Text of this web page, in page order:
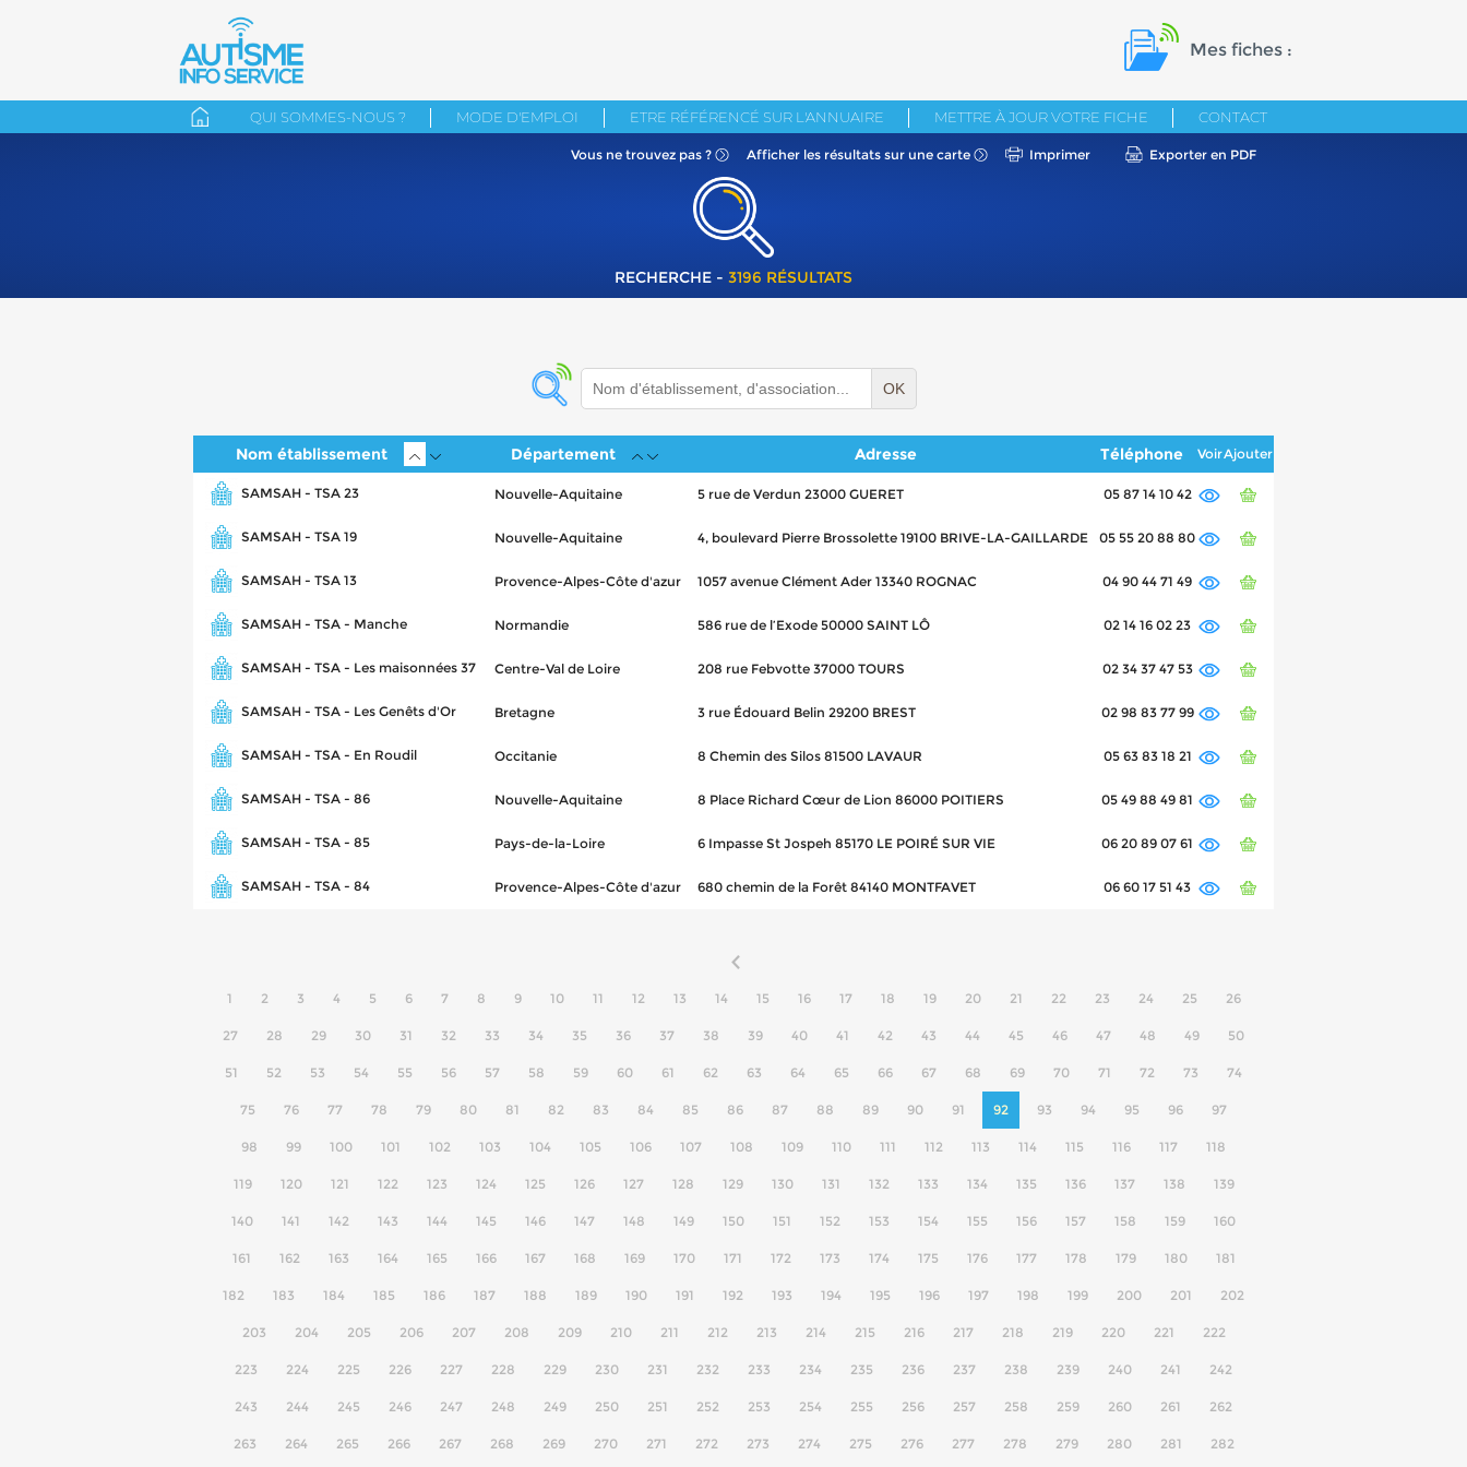
Mes fiches :
QUI SOMMES-NOUS ? MODE D'EMPLOI ETRE RÉFÉRENCÉ SUR L'ANNUAIRE METTRE À JOUR VOTRE FICHE CONTACT
Vous ne trouvez pas ? Afficher les résultats sur une carte Imprimer Exporter en PDF
RECHERCHE - 3196 RÉSULTATS
OK
Nom établissement Département Adresse Téléphone VoirAjouter
SAMSAH - TSA 23 Nouvelle-Aquitaine 5 rue de Verdun 23000 GUERET 05 87 14 10 42
SAMSAH - TSA 19 Nouvelle-Aquitaine 4, boulevard Pierre Brossolette 19100 BRIVE-LA-GAILLARDE 05 55 20 88 80
SAMSAH - TSA 13 Provence-Alpes-Côte d'azur 1057 avenue Clément Ader 13340 ROGNAC 04 90 44 71 49
SAMSAH - TSA - Manche Normandie 586 rue de l’Exode 50000 SAINT LÔ 02 14 16 02 23
SAMSAH - TSA - Les maisonnées 37 Centre-Val de Loire 208 rue Febvotte 37000 TOURS 02 34 37 47 53
SAMSAH - TSA - Les Genêts d'Or Bretagne 3 rue Édouard Belin 29200 BREST 02 98 83 77 99
SAMSAH - TSA - En Roudil Occitanie 8 Chemin des Silos 81500 LAVAUR 05 63 83 18 21
SAMSAH - TSA - 86 Nouvelle-Aquitaine 8 Place Richard Cœur de Lion 86000 POITIERS 05 49 88 49 81
SAMSAH - TSA - 85 Pays-de-la-Loire 6 Impasse St Jospeh 85170 LE POIRÉ SUR VIE 06 20 89 07 61
SAMSAH - TSA - 84 Provence-Alpes-Côte d'azur 680 chemin de la Forêt 84140 MONTFAVET 06 60 17 51 43
1 2 3 4 5 6 7 8 9 10 11 12 13 14 15 16 17 18 19 20 21 22 23 24 25 26
27 28 29 30 31 32 33 34 35 36 37 38 39 40 41 42 43 44 45 46 47 48 49 50
51 52 53 54 55 56 57 58 59 60 61 62 63 64 65 66 67 68 69 70 71 72 73 74
75 76 77 78 79 80 81 82 83 84 85 86 87 88 89 90 91 92 93 94 95 96 97
98 99 100 101 102 103 104 105 106 107 108 109 110 111 112 113 114 115 116 117 118
119 120 121 122 123 124 125 126 127 128 129 130 131 132 133 134 135 136 137 138 139
140 141 142 143 144 145 146 147 148 149 150 151 152 153 154 155 156 157 158 159 160
161 162 163 164 165 166 167 168 169 170 171 172 173 174 175 176 177 178 179 180 181
182 183 184 185 186 187 188 189 190 191 192 193 194 195 196 197 198 199 200 201 202
203 204 205 206 207 208 209 210 211 212 213 214 215 216 217 218 219 220 221 222
223 224 225 226 227 228 229 230 231 232 233 234 235 236 237 238 239 240 241 242
243 244 245 246 247 248 249 250 251 252 253 254 255 256 257 258 259 260 261 262
263 264 265 266 267 268 269 270 271 272 273 274 275 276 277 278 279 280 281 282